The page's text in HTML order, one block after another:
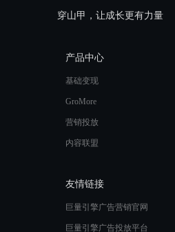
穿山甲，让成长更有力量
产品中心
基础变现
GroMore
营销投放
内容联盟
友情链接
巨量引擎广告营销官网
巨量引擎广告投放平台